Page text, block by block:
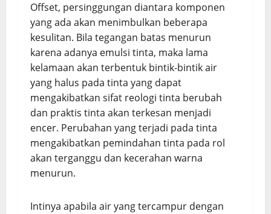
Offset, persinggungan diantara komponen
yang ada akan menimbulkan beberapa
kesulitan. Bila tegangan batas menurun
karena adanya emulsi tinta, maka lama
kelamaan akan terbentuk bintik-bintik air
yang halus pada tinta yang dapat
mengakibatkan sifat reologi tinta berubah
dan praktis tinta akan terkesan menjadi
encer. Perubahan yang terjadi pada tinta
mengakibatkan pemindahan tinta pada rol
akan terganggu dan kecerahan warna
menurun.
Intinya apabila air yang tercampur dengan